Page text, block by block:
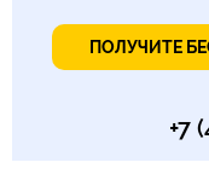
ПОЛУЧИТЕ
+7